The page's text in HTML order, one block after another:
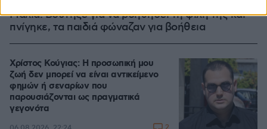
Μάλια: Βούτηξε για να βοηθήσει τη φίλη της και
πνίγηκε, τα παιδιά φώναζαν για βοήθεια
Χρίστος Κούγιας: Η προσωπική μου
ζωή δεν μπορεί να είναι αντικείμενο
φημών ή σεναρίων που
παρουσιάζονται ως πραγματικά
γεγονότα